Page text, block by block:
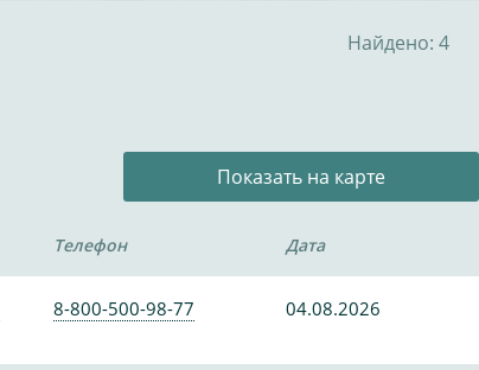
Найдено: 4
Показать на карте
Телефон Дата
8-800-500-98-77 04.08.2026